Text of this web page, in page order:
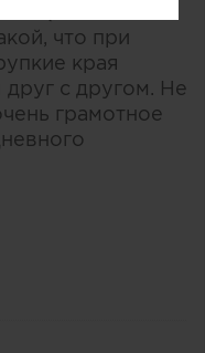
(Felix
что при
края
с другом. Не
грамотное